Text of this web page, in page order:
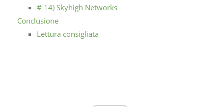
# 14) Skyhigh Networks
Conclusione
Lettura consigliata